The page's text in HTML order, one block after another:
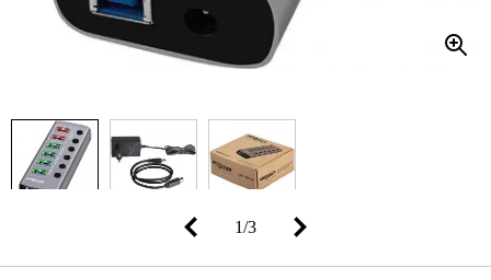
1/3